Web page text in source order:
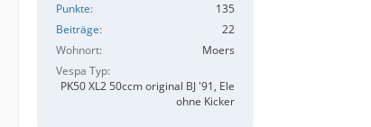
Punkte
135
Beiträge
22
Wohnort
Moers
Vespa Typ
PK50 XL2 50ccm original BJ '91, Ele
ohne Kicker